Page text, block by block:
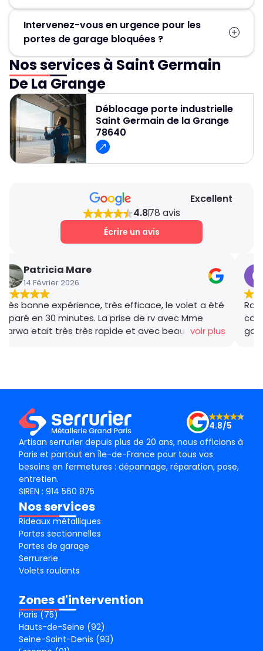
les pièces défectueuses (ressort, moteur,
câbles, rails) sont remplacées, ce qui permet
d’éviter un changement complet de la porte.
Intervenez-vous en urgence pour les
portes de garage bloquées ?
Oui, un service d’urgence est disponible
24h/24 et 7j/7 pour débloquer et réparer
rapidement les portes de garage.
Nos services à Saint Germain
De La Grange
Déblocage porte industrielle
Saint Germain de la Grange
78640
Excellent
4.878 avis
Écrire un avis
Patricia Mare
14 Février 2026
Très bonne expérience, très efficace, le volet a été
réparé en 30 minutes. La prise de rv avec Mme
Marwa etait très très rapide et avec beaucoup de
voir plus
Artisan serrurier depuis plus de 20 ans, nous officions à
Paris et partout en Île-de-France pour tous vos
besoins en fermetures : dépannage, réparation, pose,
entretien.
4.8/5
SIREN : 914 560 875
Nos services
Rideaux métalliques
Portes sectionnelles
Portes de garage
Serrurerie
Volets roulants
Zones d'intervention
Paris (75)
Hauts-de-Seine (92)
Seine-Saint-Denis (93)